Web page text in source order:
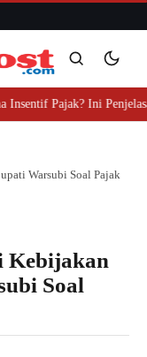
Cari
Pajak? Ini
Warsubi Soal Pajak
Kebijakan
Soal